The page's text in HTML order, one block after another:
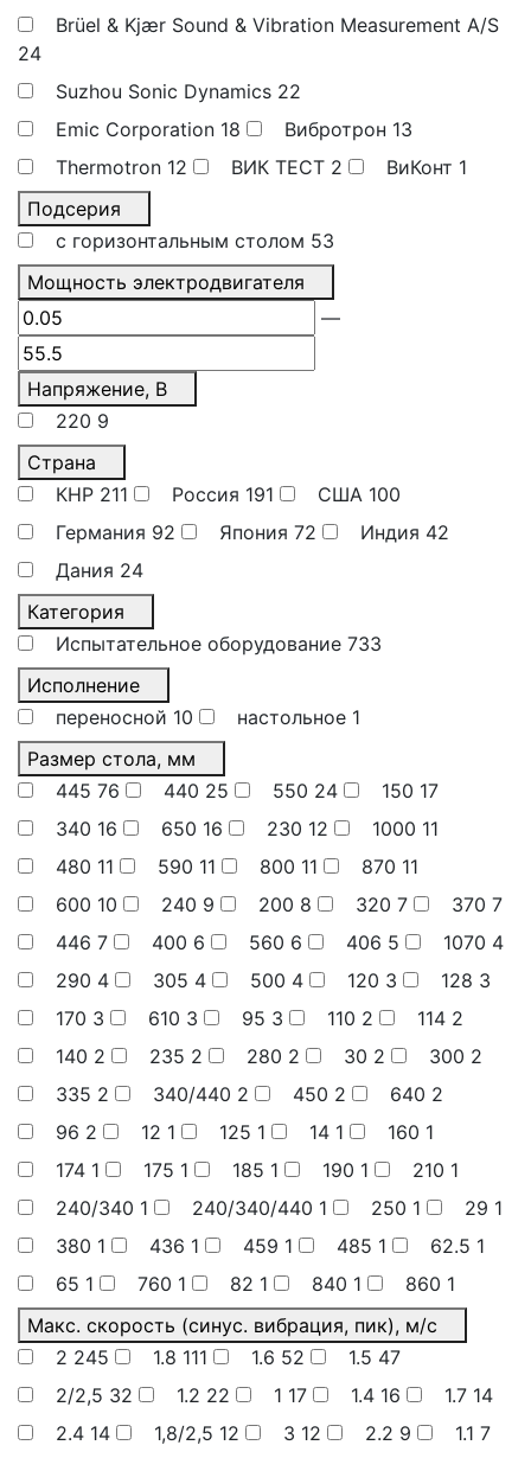
Brüel & Kjær Sound & Vibration Measurement A/S
24
Suzhou Sonic Dynamics 22
Emic Corporation 18 Вибротрон 13
Thermotron 12 ВИК ТЕСТ 2 ВиКонт 1
Подсерия
с горизонтальным столом 53
Мощность электродвигателя
—
Напряжение, В
220 9
Страна
КНР 211 Россия 191 США 100
Германия 92 Япония 72 Индия 42
Дания 24
Категория
Испытательное оборудование 733
Исполнение
переносной 10 настольное 1
Размер стола, мм
445 76 440 25 550 24 150 17
340 16 650 16 230 12 1000 11
480 11 590 11 800 11 870 11
600 10 240 9 200 8 320 7 370 7
446 7 400 6 560 6 406 5 1070 4
290 4 305 4 500 4 120 3 128 3
170 3 610 3 95 3 110 2 114 2
140 2 235 2 280 2 30 2 300 2
335 2 340/440 2 450 2 640 2
96 2 12 1 125 1 14 1 160 1
174 1 175 1 185 1 190 1 210 1
240/340 1 240/340/440 1 250 1 29 1
380 1 436 1 459 1 485 1 62.5 1
65 1 760 1 82 1 840 1 860 1
Макс. скорость (синус. вибрация, пик), м/с
2 245 1.8 111 1.6 52 1.5 47
2/2,5 32 1.2 22 1 17 1.4 16 1.7 14
2.4 14 1,8/2,5 12 3 12 2.2 9 1.1 7